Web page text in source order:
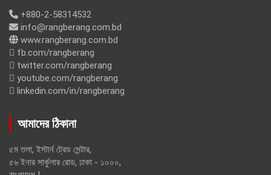
+880-2-58314532
info@rangberang.com.bd
www.rangberang.com.bd
fb.com/rangberang
twitter.com/rangberang
youtube.com/rangberang
linkedin.com/in/rangberang
আমাদের ঠিকানা
৫ম তলা, ইস্টার্ন ট্রেড সেন্টার,
৫৬ ইনার সার্কুলার রোড, ঢাকা - ১০০০,